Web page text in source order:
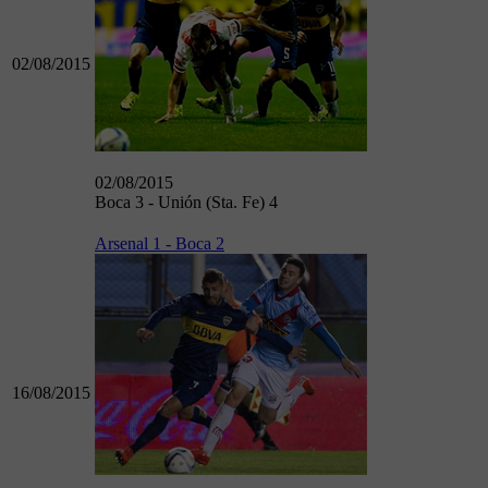
02/08/2015
02/08/2015
Boca 3 - Unión (Sta. Fe) 4
16/08/2015
Arsenal 1 - Boca 2